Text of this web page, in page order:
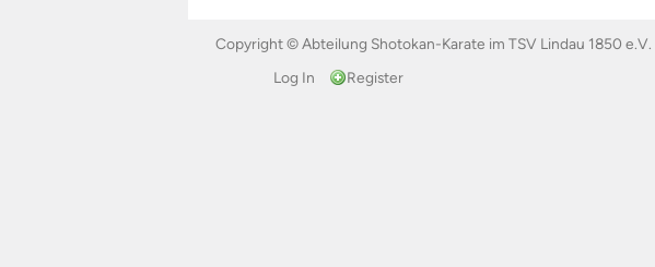
Copyright © Abteilung Shotokan-Karate im TSV Lindau 1850 e.V. |
Log In
Register